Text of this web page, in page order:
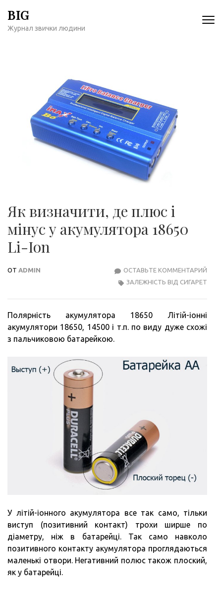
содержимому
BIG
Журнал звички людини
Як визначити, де плюс і
мінус у акумулятора 18650
Li-Ion
ОТ ADMIN ОСТАВЬТЕ КОММЕНТАРИЙ
ЗАЛЕЖНІСТЬ ВІД СИГАРЕТ
Полярність акумулятора 18650 Літій-іонні
акумулятори 18650, 14500 і т.п. по виду дуже схожі
з пальчиковою батарейкою.
У літій-іонного акумулятора все так само, тільки
виступ (позитивний контакт) трохи ширше по
діаметру, ніж в батарейці. Так само навколо
позитивного контакту акумулятора проглядаються
маленькі отвори. Негативний полюс також плоский,
як у батарейці.